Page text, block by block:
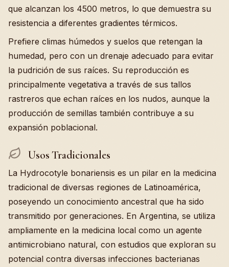
que alcanzan los 4500 metros, lo que demuestra su
resistencia a diferentes gradientes térmicos.
Prefiere climas húmedos y suelos que retengan la
humedad, pero con un drenaje adecuado para evitar
la pudrición de sus raíces. Su reproducción es
principalmente vegetativa a través de sus tallos
rastreros que echan raíces en los nudos, aunque la
producción de semillas también contribuye a su
expansión poblacional.
Usos Tradicionales
La Hydrocotyle bonariensis es un pilar en la medicina
tradicional de diversas regiones de Latinoamérica,
poseyendo un conocimiento ancestral que ha sido
transmitido por generaciones. En Argentina, se utiliza
ampliamente en la medicina local como un agente
antimicrobiano natural, con estudios que exploran su
potencial contra diversas infecciones bacterianas